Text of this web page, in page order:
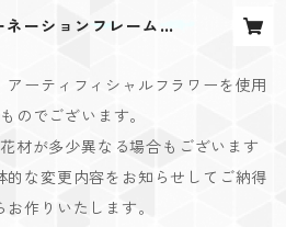
ネーションフレーム】
アーティフィシャルフラワーを使用
のでございます。
材が多少異なる場合もございます
的な変更内容をお知らせしてご納得
お作りいたします。